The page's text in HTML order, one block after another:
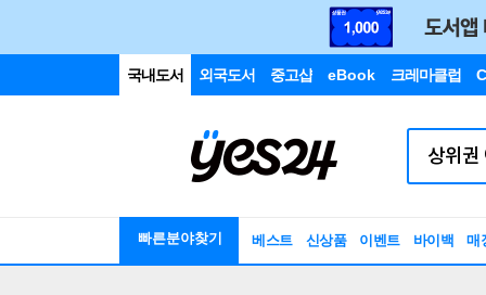
국내도서 외국도서 중고샵 eBook 크레마클럽
빠른분야찾기 베스트 신상품 이벤트 바이백 매